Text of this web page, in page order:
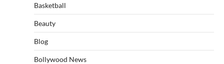
Basketball
Beauty
Blog
Bollywood News